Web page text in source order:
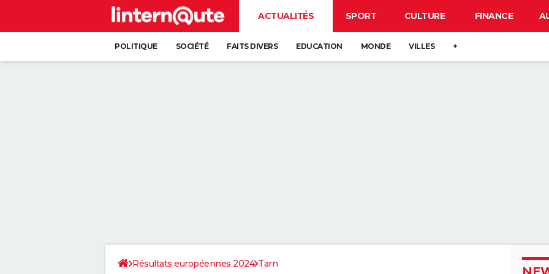
ACTUALITÉS SPORT CULTURE FINANCE
POLITIQUE SOCIÉTÉ FAITS DIVERS EDUCATION MONDE VILLES +
Résultats européennes 2024 Tarn